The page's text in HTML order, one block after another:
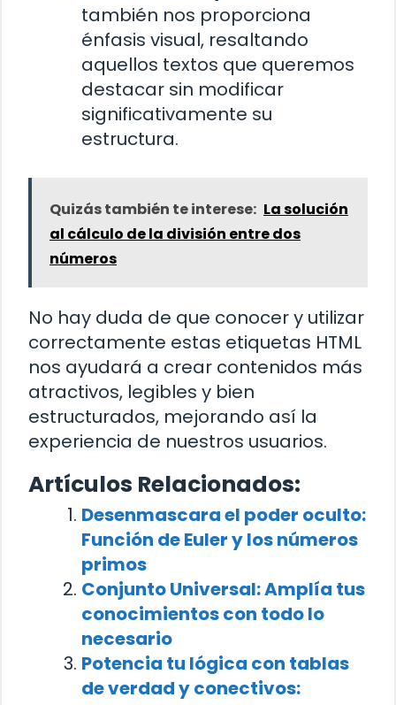
también nos proporciona
énfasis visual, resaltando
aquellos textos que queremos
destacar sin modificar
significativamente su
estructura.
Quizás también te interese: La solución
al cálculo de la división entre dos
números
No hay duda de que conocer y utilizar
correctamente estas etiquetas HTML
nos ayudará a crear contenidos más
atractivos, legibles y bien
estructurados, mejorando así la
experiencia de nuestros usuarios.
Artículos Relacionados:
Desenmascara el poder oculto:
Función de Euler y los números
primos
Conjunto Universal: Amplía tus
conocimientos con todo lo
necesario
Potencia tu lógica con tablas
de verdad y conectivos: